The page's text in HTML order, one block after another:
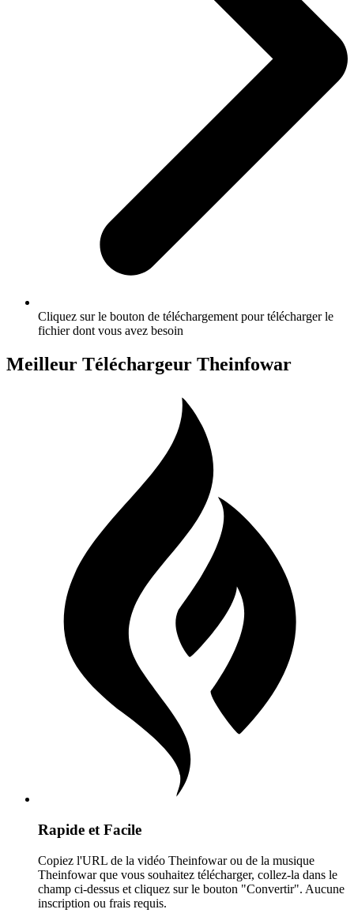
Cliquez sur le bouton de téléchargement pour télécharger le
fichier dont vous avez besoin
Meilleur Téléchargeur Theinfowar
Rapide et Facile
Copiez l'URL de la vidéo Theinfowar ou de la musique
Theinfowar que vous souhaitez télécharger, collez-la dans le
champ ci-dessus et cliquez sur le bouton "Convertir". Aucune
inscription ou frais requis.